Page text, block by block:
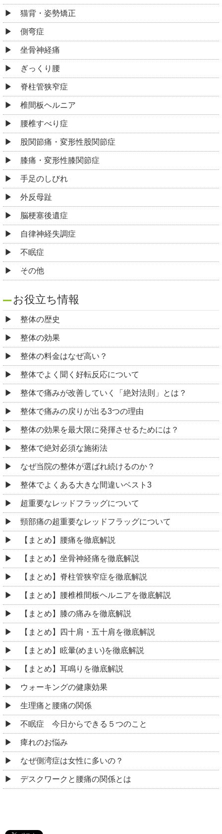
猫背・姿勢矯正
側弯症
坐骨神経痛
ぎっくり腰
脊柱管狭窄症
椎間板ヘルニア
腰椎すべり症
股関節痛・変形性股関節症
膝痛・変形性膝関節症
手足のしびれ
外反母趾
脳梗塞後遺症
自律神経失調症
不眠症
その他
お役立ち情報
整体の歴史
整体の効果
整体の料金はなぜ高い？
整体でよく聞く好転反応について
整体で痛みが改善していく「絶対法則」とは？
整体で痛みの戻りが出る3つの理由
整体の効果を最大限に発揮させるためには？
整体で絶対必須な施術法
なぜ当院の整体が選ばれ続けるのか？
整体でよくある大きな間違いベスト3
超重要なレッドフラッグについて
頸部痛の超重要なレッドフラッグについて
【まとめ】腰痛を徹底解説
【まとめ】坐骨神経痛を徹底解説
【まとめ】脊柱管狭窄症を徹底解説
【まとめ】腰椎椎間板ヘルニアを徹底解説
【まとめ】膝の痛みを徹底解説
【まとめ】四十肩・五十肩を徹底解説
【まとめ】眩暈(めまい)を徹底解説
【まとめ】耳鳴りを徹底解説
ウォーキングの健康効果
生理痛と腰痛の関係
不眠症 今日からできる５つのこと
痺れのお悩み
なぜ側湾症は女性に多いの？
デスクワークと腰痛の関係とは